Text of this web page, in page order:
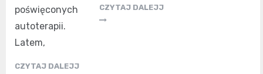
poświęconych
autoterapii.
Latem,
CZYTAJ DALEJJ
CZYTAJ DALEJJ